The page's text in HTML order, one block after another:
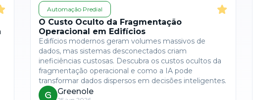
Automação Predial
O Custo Oculto da Fragmentação
Operacional em Edifícios
Edifícios modernos geram volumes massivos de
dados, mas sistemas desconectados criam
ineficiências custosas. Descubra os custos ocultos da
fragmentação operacional e como a IA pode
transformar dados dispersos em decisões inteligentes.
Greenole